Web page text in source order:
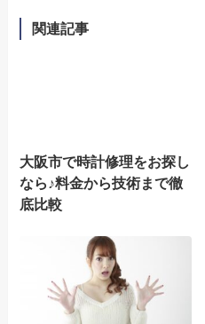
関連記事
大阪市で時計修理をお探し
なら♪料金から技術まで徹
底比較